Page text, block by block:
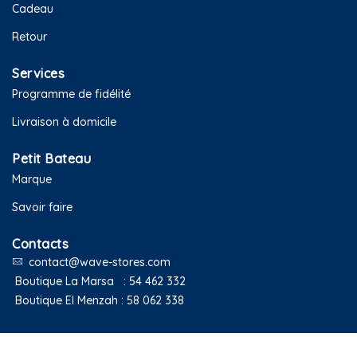
Cadeau
Retour
Services
Programme de fidélité
Livraison à domicile
Petit Bateau
Marque
Savoir faire
Contacts
contact@wave-stores.com
Boutique La Marsa : 54 462 332
Boutique El Menzah : 58 062 338